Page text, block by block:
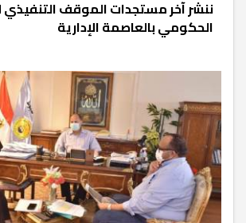
ننشر آخر مستجدات الموقف التنفيذي
الحكومي بالعاصمة الإدارية